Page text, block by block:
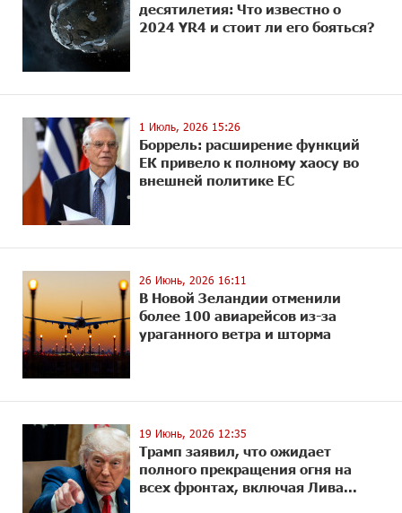
десятилетия: Что известно о
2024 YR4 и стоит ли его бояться?
1 Июль, 2026 15:26
Боррель: расширение функций
ЕК привело к полному хаосу во
внешней политике ЕС
26 Июнь, 2026 16:11
В Новой Зеландии отменили
более 100 авиарейсов из-за
ураганного ветра и шторма
19 Июнь, 2026 12:35
Трамп заявил, что ожидает
полного прекращения огня на
всех фронтах, включая Лива...